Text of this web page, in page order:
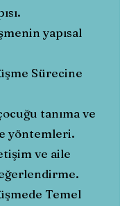
yapısal
Sürecine
tanıma ve
yöntemleri.
ve aile
Temel